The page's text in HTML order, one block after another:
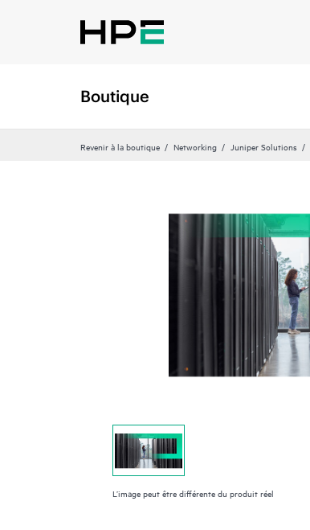
Boutique
Revenir à la boutique Networking Juniper Solutions
L’image peut être différente du produit réel